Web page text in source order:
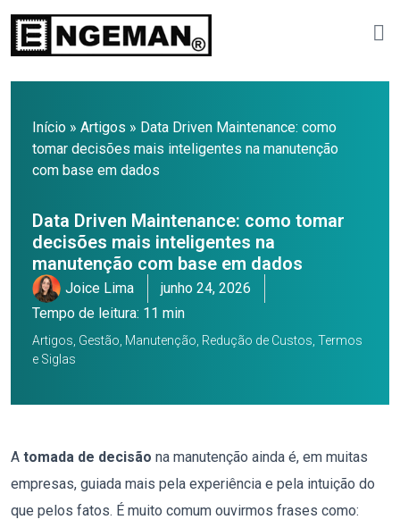
Início » Artigos » Data Driven Maintenance: como
tomar decisões mais inteligentes na manutenção
com base em dados
Data Driven Maintenance: como tomar
decisões mais inteligentes na
manutenção com base em dados
Joice Lima
junho 24, 2026
Tempo de leitura: 11 min
Artigos Gestão Manutenção Redução de Custos Termos
e Siglas
A tomada de decisão na manutenção ainda é, em muitas
empresas, guiada mais pela experiência e pela intuição do
que pelos fatos. É muito comum ouvirmos frases como: